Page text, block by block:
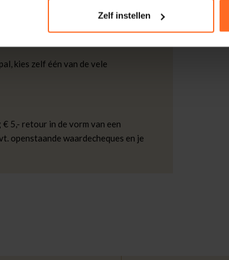
Zelf instellen
DHL voor slechts € 4,95 of op eigen
u ook gratis retourneren.
kies zelf één van de vele
5,- retour in de vorm van een
openstaande waardecheques en je